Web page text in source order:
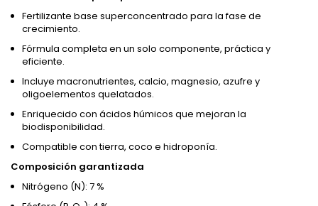
Fertilizante base superconcentrado para la fase de
crecimiento.
Fórmula completa en un solo componente, práctica y
eficiente.
Incluye macronutrientes, calcio, magnesio, azufre y
oligoelementos quelatados.
Enriquecido con ácidos húmicos que mejoran la
biodisponibilidad.
Compatible con tierra, coco e hidroponía.
Composición garantizada
Nitrógeno (N): 7 %